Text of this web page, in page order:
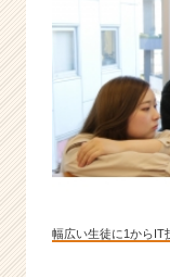
幅広い生徒に1からIT